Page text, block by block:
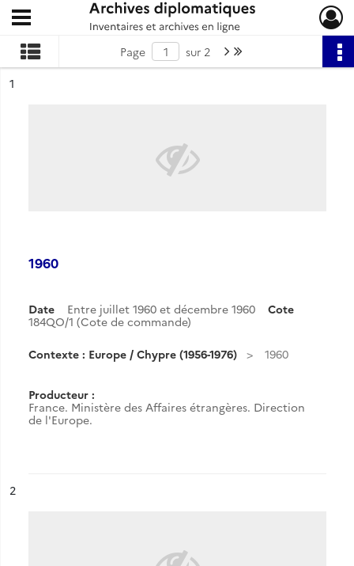
Archives diplomatiques
Ouvrir le menu déroulant
Page sur 2 Page suivante : 1/2
n°
1
1960
Date Entre juillet 1960 et décembre 1960
Cote
184QO/1 (Cote de commande)
Contexte : Europe / Chypre (1956-1976) 1960
Producteur :
France. Ministère des Affaires étrangères. Direction
de l'Europe.
n°
2